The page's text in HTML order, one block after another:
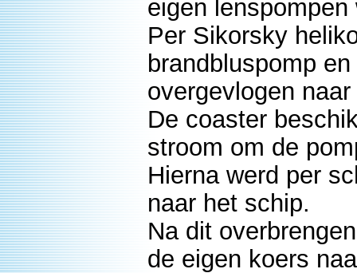
eigen
Per Sikorsky
brandbluspomp
overgevlogen
De coaster
stroom om de
Hierna werd per
naar het schip.
Na dit
de eigen koers